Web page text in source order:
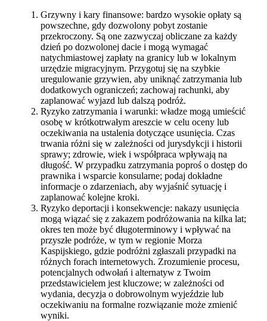
Grzywny i kary finansowe: bardzo wysokie opłaty są
powszechne, gdy dozwolony pobyt zostanie
przekroczony. Są one zazwyczaj obliczane za każdy
dzień po dozwolonej dacie i mogą wymagać
natychmiastowej zapłaty na granicy lub w lokalnym
urzędzie migracyjnym. Przygotuj się na szybkie
uregulowanie grzywien, aby uniknąć zatrzymania lub
dodatkowych ograniczeń; zachowaj rachunki, aby
zaplanować wyjazd lub dalszą podróż.
Ryzyko zatrzymania i warunki: władze mogą umieścić
osobę w krótkotrwałym areszcie w celu oceny lub
oczekiwania na ustalenia dotyczące usunięcia. Czas
trwania różni się w zależności od jurysdykcji i historii
sprawy; zdrowie, wiek i współpraca wpływają na
długość. W przypadku zatrzymania poproś o dostęp do
prawnika i wsparcie konsularne; podaj dokładne
informacje o zdarzeniach, aby wyjaśnić sytuację i
zaplanować kolejne kroki.
Ryzyko deportacji i konsekwencje: nakazy usunięcia
mogą wiązać się z zakazem podróżowania na kilka lat;
okres ten może być długoterminowy i wpływać na
przyszłe podróże, w tym w regionie Morza
Kaspijskiego, gdzie podróżni zgłaszali przypadki na
różnych forach internetowych. Zrozumienie procesu,
potencjalnych odwołań i alternatyw z Twoim
przedstawicielem jest kluczowe; w zależności od
wydania, decyzja o dobrowolnym wyjeździe lub
oczekiwaniu na formalne rozwiązanie może zmienić
wyniki.